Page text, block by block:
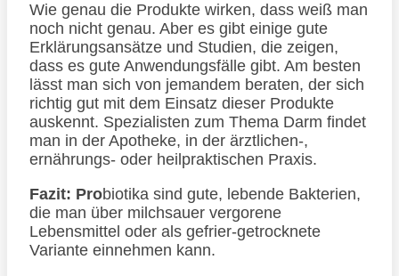
Wie genau die Produkte wirken, dass weiß man
noch nicht genau. Aber es gibt einige gute
Erklärungsansätze und Studien, die zeigen,
dass es gute Anwendungsfälle gibt. Am besten
lässt man sich von jemandem beraten, der sich
richtig gut mit dem Einsatz dieser Produkte
auskennt. Spezialisten zum Thema Darm findet
man in der Apotheke, in der ärztlichen-,
ernährungs- oder heilpraktischen Praxis.
Fazit: Probiotika sind gute, lebende Bakterien,
die man über milchsauer vergorene
Lebensmittel oder als gefrier-getrocknete
Variante einnehmen kann.